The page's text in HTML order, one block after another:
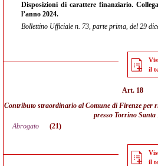
Disposizioni di carattere finanziario.
l’anno 2024.
Bollettino Ufficiale n. 73, parte prima, del 29
il
Art. 18
Contributo straordinario al Comune di Firenze per
presso Torrino Santa
Abrogato
(21)
il